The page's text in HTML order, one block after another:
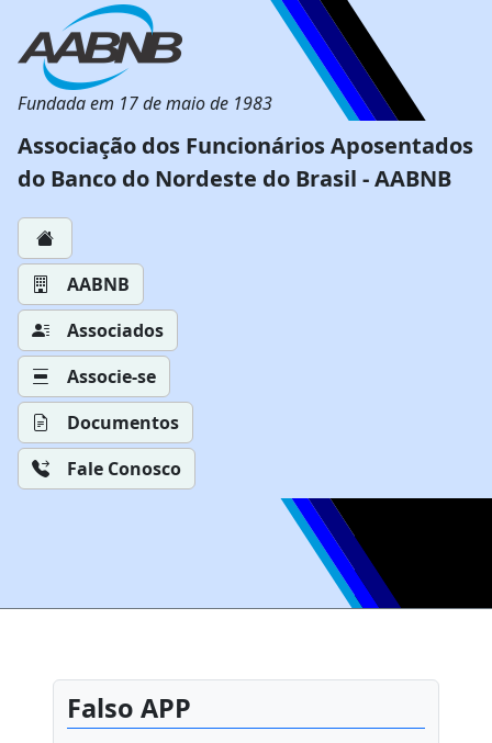
Fundada em 17 de maio de 1983
Associação dos Funcionários Aposentados
do Banco do Nordeste do Brasil - AABNB
AABNB
Associados
Associe-se
Documentos
Fale Conosco
Falso APP